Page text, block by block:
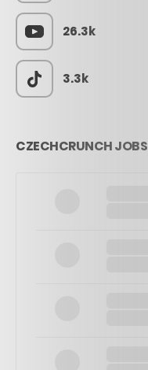
26.3k
3.3k
CZECHCRUNCH JOBS